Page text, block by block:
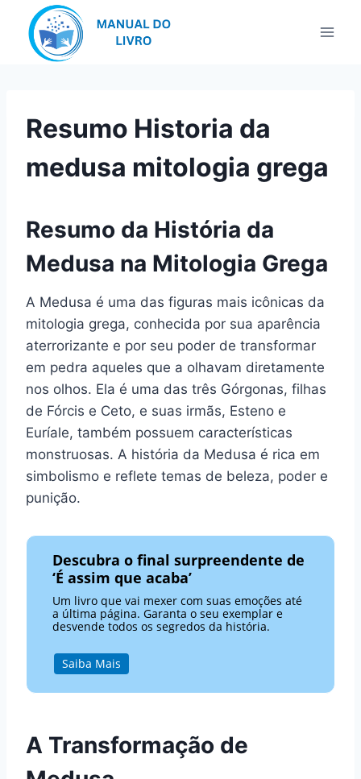
Resumo Historia da
medusa mitologia grega
Resumo da História da
Medusa na Mitologia Grega
A Medusa é uma das figuras mais icônicas da
mitologia grega, conhecida por sua aparência
aterrorizante e por seu poder de transformar
em pedra aqueles que a olhavam diretamente
nos olhos. Ela é uma das três Górgonas, filhas
de Fórcis e Ceto, e suas irmãs, Esteno e
Euríale, também possuem características
monstruosas. A história da Medusa é rica em
simbolismo e reflete temas de beleza, poder e
punição.
Descubra o final surpreendente de
‘É assim que acaba’
Um livro que vai mexer com suas emoções até
a última página. Garanta o seu exemplar e
desvende todos os segredos da história.
Saiba Mais
A Transformação de